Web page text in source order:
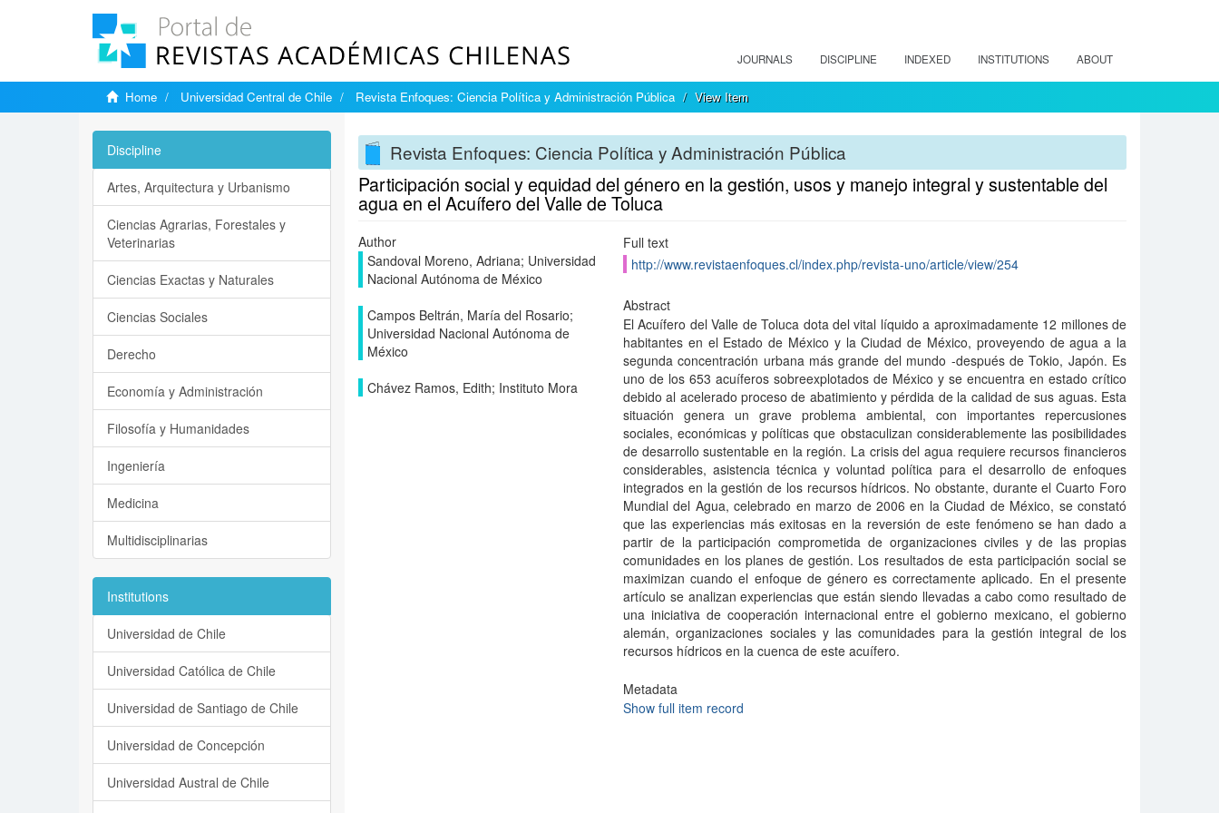
JOURNALS DISCIPLINE INDEXED INSTITUTIONS ABOUT
Home Universidad Central de Chile Revista Enfoques: Ciencia Política y Administración Pública View Item
Revista Enfoques: Ciencia Política y Administración Pública
Participación social y equidad del género en la gestión, usos y manejo integral y sustentable del
agua en el Acuífero del Valle de Toluca
Author
Sandoval Moreno, Adriana; Universidad
Nacional Autónoma de México
Campos Beltrán, María del Rosario;
Universidad Nacional Autónoma de
México
Chávez Ramos, Edith; Instituto Mora
Full text
http://www.revistaenfoques.cl/index.php/revista-uno/article/view/254
Abstract
El Acuífero del Valle de Toluca dota del vital líquido a aproximadamente 12 millones de
habitantes en el Estado de México y la Ciudad de México, proveyendo de agua a la
segunda concentración urbana más grande del mundo -después de Tokio, Japón. Es
uno de los 653 acuíferos sobreexplotados de México y se encuentra en estado crítico
debido al acelerado proceso de abatimiento y pérdida de la calidad de sus aguas. Esta
situación genera un grave problema ambiental, con importantes repercusiones
sociales, económicas y políticas que obstaculizan considerablemente las posibilidades
de desarrollo sustentable en la región. La crisis del agua requiere recursos financieros
considerables, asistencia técnica y voluntad política para el desarrollo de enfoques
integrados en la gestión de los recursos hídricos. No obstante, durante el Cuarto Foro
Mundial del Agua, celebrado en marzo de 2006 en la Ciudad de México, se constató
que las experiencias más exitosas en la reversión de este fenómeno se han dado a
partir de la participación comprometida de organizaciones civiles y de las propias
comunidades en los planes de gestión. Los resultados de esta participación social se
maximizan cuando el enfoque de género es correctamente aplicado. En el presente
artículo se analizan experiencias que están siendo llevadas a cabo como resultado de
una iniciativa de cooperación internacional entre el gobierno mexicano, el gobierno
alemán, organizaciones sociales y las comunidades para la gestión integral de los
recursos hídricos en la cuenca de este acuífero.
Metadata
Show full item record
Discipline
Artes, Arquitectura y Urbanismo
Ciencias Agrarias, Forestales y
Veterinarias
Ciencias Exactas y Naturales
Ciencias Sociales
Derecho
Economía y Administración
Filosofía y Humanidades
Ingeniería
Medicina
Multidisciplinarias
Institutions
Universidad de Chile
Universidad Católica de Chile
Universidad de Santiago de Chile
Universidad de Concepción
Universidad Austral de Chile